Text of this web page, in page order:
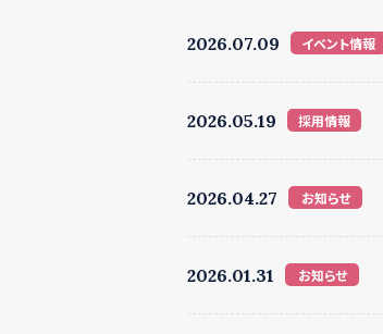
2026.07.09 イベント情報
2026.05.19 採用情報
2026.04.27 お知らせ
2026.01.31 お知らせ